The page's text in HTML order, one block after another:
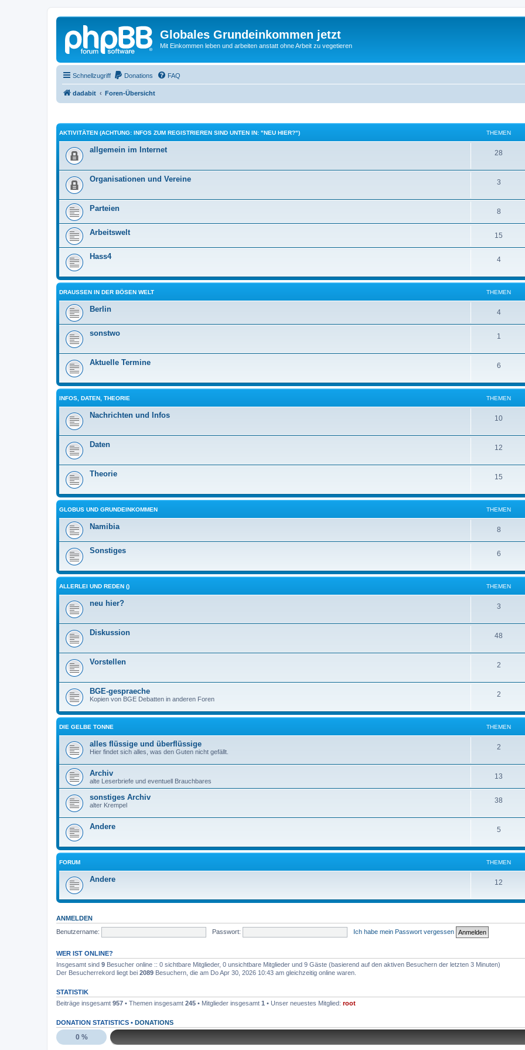
Globales Grundeinkommen jetzt
Mit Einkommen leben und arbeiten anstatt ohne Arbeit zu vegetieren
Schnellzugriff Donations FAQ
dadabit Foren-Übersicht
AKTIVITÄTEN (ACHTUNG: INFOS ZUM REGISTRIEREN SIND UNTEN IN: "NEU HIER?") THEMEN
allgemein im Internet 28
Organisationen und Vereine 3
Parteien 8
Arbeitswelt 15
Hass4 4
DRAUSSEN IN DER BÖSEN WELT THEMEN
Berlin 4
sonstwo 1
Aktuelle Termine 6
INFOS, DATEN, THEORIE THEMEN
Nachrichten und Infos 10
Daten 12
Theorie 15
GLOBUS UND GRUNDEINKOMMEN THEMEN
Namibia 8
Sonstiges 6
ALLERLEI UND REDEN () THEMEN
neu hier? 3
Diskussion 48
Vorstellen 2
BGE-gespraeche
Kopien von BGE Debatten in anderen Foren
2
DIE GELBE TONNE THEMEN
alles flüssige und überflüssige
Hier findet sich alles, was den Guten nicht gefällt.
2
Archiv
alte Leserbriefe und eventuell Brauchbares
13
sonstiges Archiv
alter Krempel
38
Andere 5
FORUM THEMEN
Andere 12
ANMELDEN
Benutzername:
Passwort: Ich habe mein Passwort vergessen
WER IST ONLINE?
Insgesamt sind 9 Besucher online :: 0 sichtbare Mitglieder, 0 unsichtbare Mitglieder und 9 Gäste (basierend auf den aktiven Besuchern der letzten 3 Minuten)
Der Besucherrekord liegt bei 2089 Besuchern, die am Do Apr 30, 2026 10:43 am gleichzeitig online waren.
STATISTIK
Beiträge insgesamt 957 • Themen insgesamt 245 • Mitglieder insgesamt 1 • Unser neuestes Mitglied: root
DONATION STATISTICS • DONATIONS
0 %